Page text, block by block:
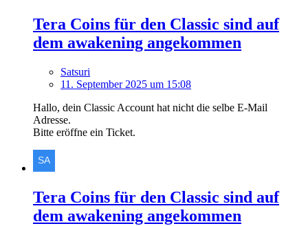
Tera Coins für den Classic sind auf
dem awakening angekommen
Satsuri
11. September 2025 um 15:08
Hallo, dein Classic Account hat nicht die selbe E-Mail
Adresse.
Bitte eröffne ein Ticket.
Tera Coins für den Classic sind auf
dem awakening angekommen